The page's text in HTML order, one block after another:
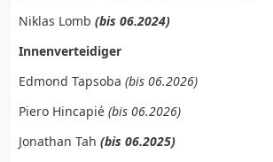
Niklas Lomb (bis 06.2024)
Innenverteidiger
Edmond Tapsoba (bis 06.2026)
Piero Hincapié (bis 06.2026)
Jonathan Tah (bis 06.2025)